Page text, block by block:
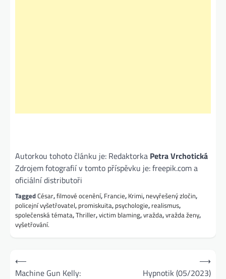
Autorkou tohoto článku je: Redaktorka Petra Vrchotická
Zdrojem fotografií v tomto příspěvku je: freepik.com a
oficiální distributoři
TaggedCésar,filmové ocenění, Francie, Krimi, nevyřešený zločin,
policejní vyšetřovatel, promiskuita, psychologie, realismus,
společenská témata,Thriller,victim blaming,vražda,vražda ženy,
vyšetřování.
Navigace
pro
⟵
Machine Gun Kelly:
Hypnotik (05/2023)
⟶